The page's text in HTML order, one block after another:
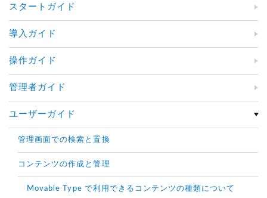
スタートガイド
導入ガイド
操作ガイド
管理者ガイド
ユーザーガイド
管理画面での検索と置換
コンテンツの作成と管理
Movable Type で利用できるコンテンツの種類について